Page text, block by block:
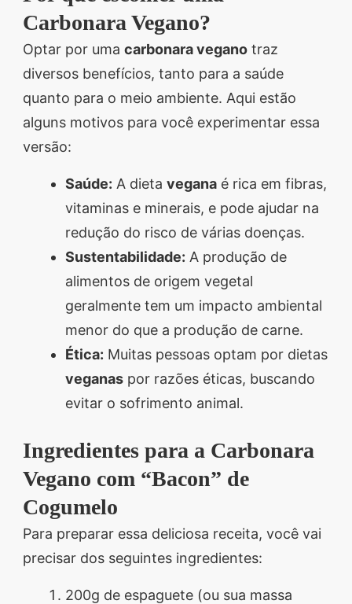
Carbonara Vegano?
Optar por uma carbonara vegano traz
diversos benefícios, tanto para a saúde
quanto para o meio ambiente. Aqui estão
alguns motivos para você experimentar essa
versão:
Saúde: A dieta vegana é rica em fibras,
vitaminas e minerais, e pode ajudar na
redução do risco de várias doenças.
Sustentabilidade: A produção de
alimentos de origem vegetal
geralmente tem um impacto ambiental
menor do que a produção de carne.
Ética: Muitas pessoas optam por dietas
veganas por razões éticas, buscando
evitar o sofrimento animal.
Ingredientes para a Carbonara
Vegano com “Bacon” de
Cogumelo
Para preparar essa deliciosa receita, você vai
precisar dos seguintes ingredientes:
200g de espaguete (ou sua massa